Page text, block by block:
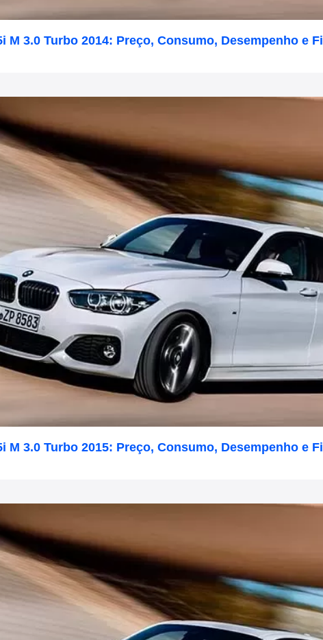
M 3.0 Turbo 2014: Preço, Consumo, Desempenho e
M 3.0 Turbo 2015: Preço, Consumo, Desempenho e